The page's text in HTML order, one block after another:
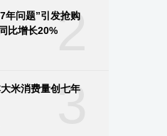
2
年问题”引发抢购
比增长20%
3
米消费量创七年